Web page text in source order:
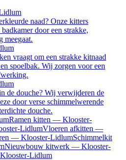
naad? Onze kitters
door een strakke,
meegaat.
vraagt om een strakke kitnaad
spoelbak. Wij zorgen voor een
de douche? Wij verwijderen de
door verse schimmelwerende
douche.
Ramen kitten — Klooster-
LidlumVloeren afkitten —
— Klooster-LidlumSchimmelkit
Nieuwbouw kitwerk — Klooster-
Klooster-Lidlum